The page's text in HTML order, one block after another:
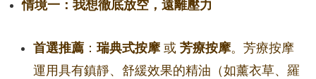
情境一：我想徹底放空，遠離壓力
首選推薦 ： 瑞典式按摩或 芳療按摩。芳療按摩
運用具有鎮靜、舒緩效果的精油（如薰衣草、羅